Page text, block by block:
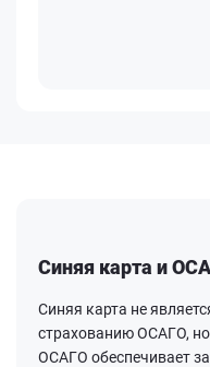
Синяя карта и
Синяя карта не
страхованию ОСАГО,
ОСАГО обеспечивает